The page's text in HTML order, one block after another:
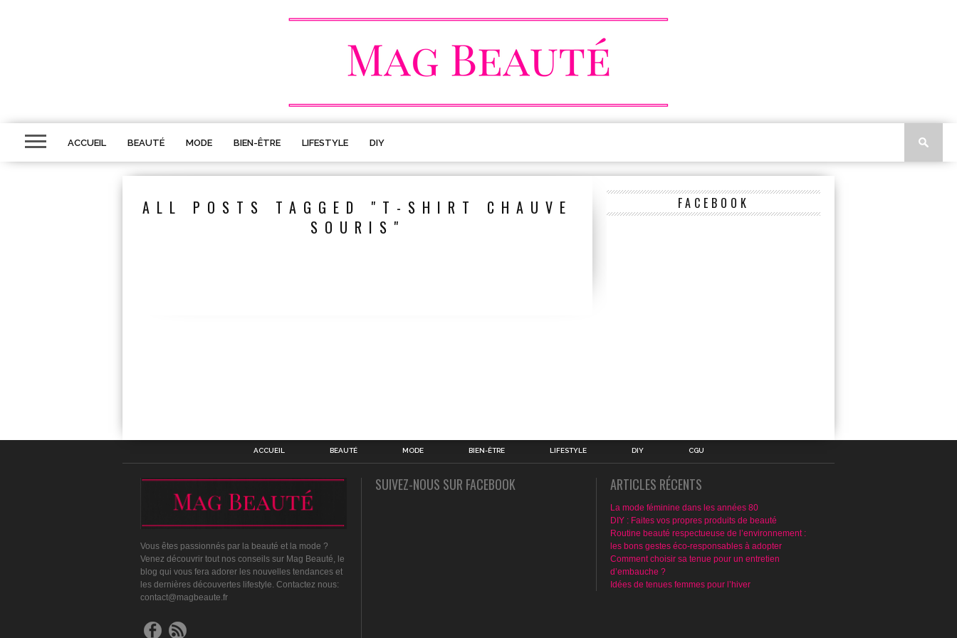
ACCUEIL BEAUTÉ MODE BIEN-ÊTRE LIFESTYLE DIY
ALL POSTS TAGGED "T-SHIRT CHAUVE
SOURIS"
FACEBOOK
ACCUEIL BEAUTÉ MODE BIEN-ÊTRE LIFESTYLE DIY CGU
Vous êtes passionnés par la beauté et la mode ?
Venez découvrir tout nos conseils sur Mag Beauté, le
blog qui vous fera adorer les nouvelles tendances et
les dernières découvertes lifestyle. Contactez nous:
contact@magbeaute.fr
SUIVEZ-NOUS SUR FACEBOOK ARTICLES RÉCENTS
La mode féminine dans les années 80
DIY : Faites vos propres produits de beauté
Routine beauté respectueuse de l’environnement :
les bons gestes éco-responsables à adopter
Comment choisir sa tenue pour un entretien
d’embauche ?
Idées de tenues femmes pour l’hiver